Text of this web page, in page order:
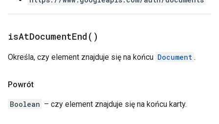
isAtDocumentEnd( )
Określa, czy element znajduje się na końcu Document .
Powrót
Boolean – czy element znajduje się na końcu karty.